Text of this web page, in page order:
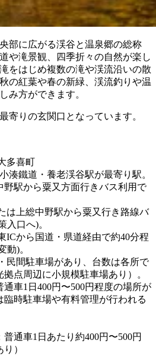
部に広がる渓谷と温泉郷の総称
や滝景観、四季折々の自然が楽し
をはじめ複数の滝や渓流沿いの散
の紅葉や春の新緑、渓流釣りや温
み方ができます。
寄りの玄関口となっています。
多喜町
湊鐵道・養老渓谷駅が最寄り駅。
野駅から粟又方面行きバス利用で
は上総中野駅から粟又行き路線バ
入口へ)。
ICから国道・県道経由で約40分程
動)。
民間駐車場があり、台数は各所で
点周辺に小規模駐車場あり）。
車1日400円〜500円程度の場所が
臨時駐車場や有料管理が行われる
通車1日あたり約400円〜500円
）